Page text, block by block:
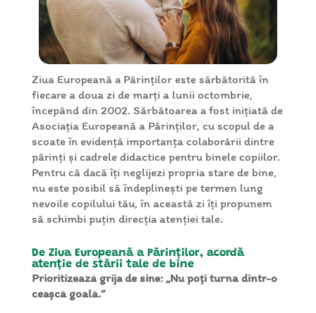
Ziua Europeană a Părinților este sărbătorită în
fiecare a doua zi de marți a lunii octombrie,
începând din 2002. Sărbătoarea a fost inițiată de
Asociația Europeană a Părinților, cu scopul de a
scoate în evidență importanța colaborării dintre
părinți și cadrele didactice pentru binele copiilor.
Pentru că dacă îți neglijezi propria stare de bine,
nu este posibil să îndeplinești pe termen lung
nevoile copilului tău, în această zi îți propunem
să schimbi puțin direcția atenției tale.
De Ziua Europeană a Părinților, acordă
atenție de stării tale de bine
Prioritizează grija de sine: „Nu poți turna dintr-o
ceașcă goală.”